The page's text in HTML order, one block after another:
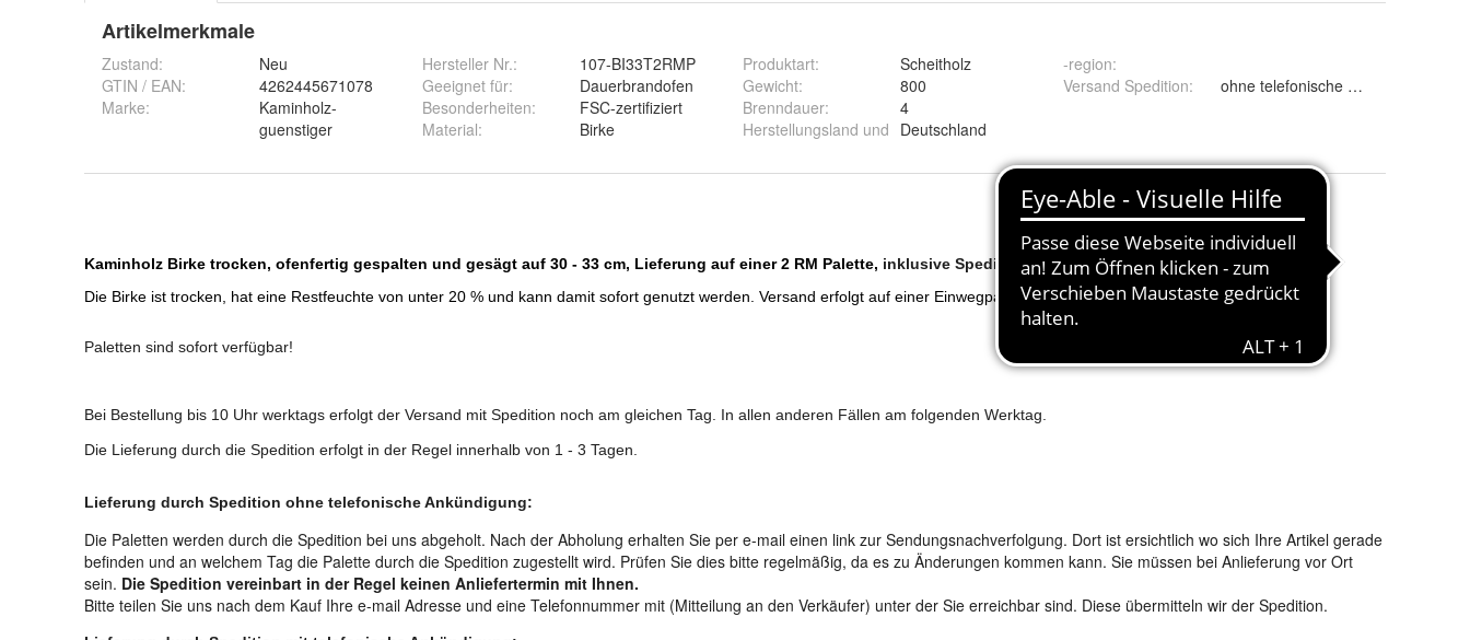
Artikelmerkmale
Zustand:
Neu
GTIN / EAN:
4262445671078
Marke:
Kaminholz-
guenstiger
Hersteller Nr.:
107-BI33T2RMP
Geeignet für:
Dauerbrandofen
Besonderheiten:
FSC-zertifiziert
Material: Birke
Produktart:
Scheitholz
Gewicht:
800
Brenndauer:
4
Herstellungsland und
-region:
Deutschland
Versand Spedition: